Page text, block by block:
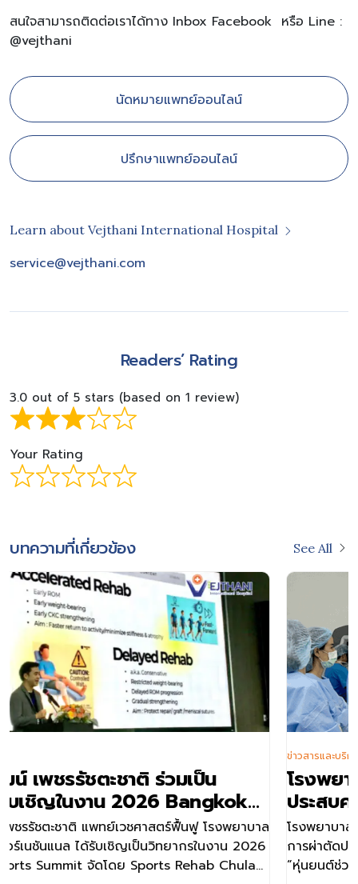
สนใจสามารถติดต่อเราได้ทาง Inbox Facebook หรือ Line :
@vejthani
นัดหมายแพทย์ออนไลน์
ปรึกษาแพทย์ออนไลน์
Learn about Vejthani International Hospital
service@vejthani.com
Readers’ Rating
3.0 out of 5 stars (based on 1 review)
Your Rating
บทความที่เกี่ยวข้อง See All
รงพยาบาล
งาน 2026
Chula
โรงพยาบาลเวชธานี อินเตอร์เนชั
ประสบความสำเร็จในการผ่าตัดปลู
จากผู้บริจาคสมองตาย ด้วยเทคโ
ยนต์ช่วยผ่าตัดดาวินชี่ (Da Vinci)
รพ.เอกชนแห่งแรกในประเทศไทย
โรงพยาบาลเวชธานี อินเตอร์เนชันแนล ประสบควา
การผ่าตัดปลูกถ่ายไตจากผู้บริจาคสมองตาย โดยใ
“หุ่นยนต์ช่วยผ่าตัดดาวินชี่ (Da Vinci Robotic-